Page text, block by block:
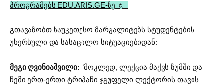
პროგრამებს EDU.ARIS.GE-ზე ☼
გთავაზობთ საუკეთესო მარგალიტებს სტუდენტების
უხერხული და სასაცილო სიტუაციებიდან:
მეგი ღვინიაშვილი: “მოკლედ, ლექცია მაქვს ზუმში და
ჩემი ერთ-ერთი ტრიპაჩი ჯგუფელი ლექტორის თავის